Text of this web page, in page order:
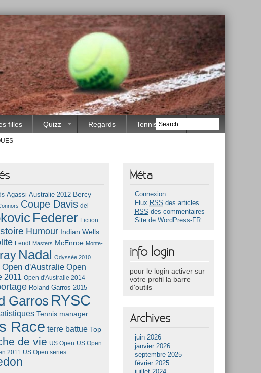
filles Quizz Regards Tennis Race
Agassi Australie 2012 Bercy
Coupe Davis del
Federer Fiction
Humour Indian Wells
Lendl Masters McEnroe Monte-
Nadal
Odyssée 2010
Open d'Australie Open
2011 Open d'Australie 2014
Roland-Garros 2015
Garros RYSC
Tennis manager
Race terre battue Top
de vie US Open US Open
2011 US Open series
Méta
Connexion
Flux RSS des articles
RSS des commentaires
Site de WordPress-FR
info login
pour le login activer sur
votre profil la barre
d'outils
Archives
juin 2026
janvier 2026
septembre 2025
février 2025